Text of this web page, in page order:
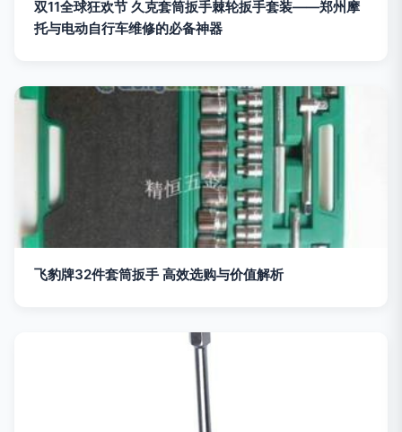
双11全球狂欢节 久克套筒扳手棘轮扳手套装——郑州摩
托与电动自行车维修的必备神器
飞豹牌32件套筒扳手 高效选购与价值解析